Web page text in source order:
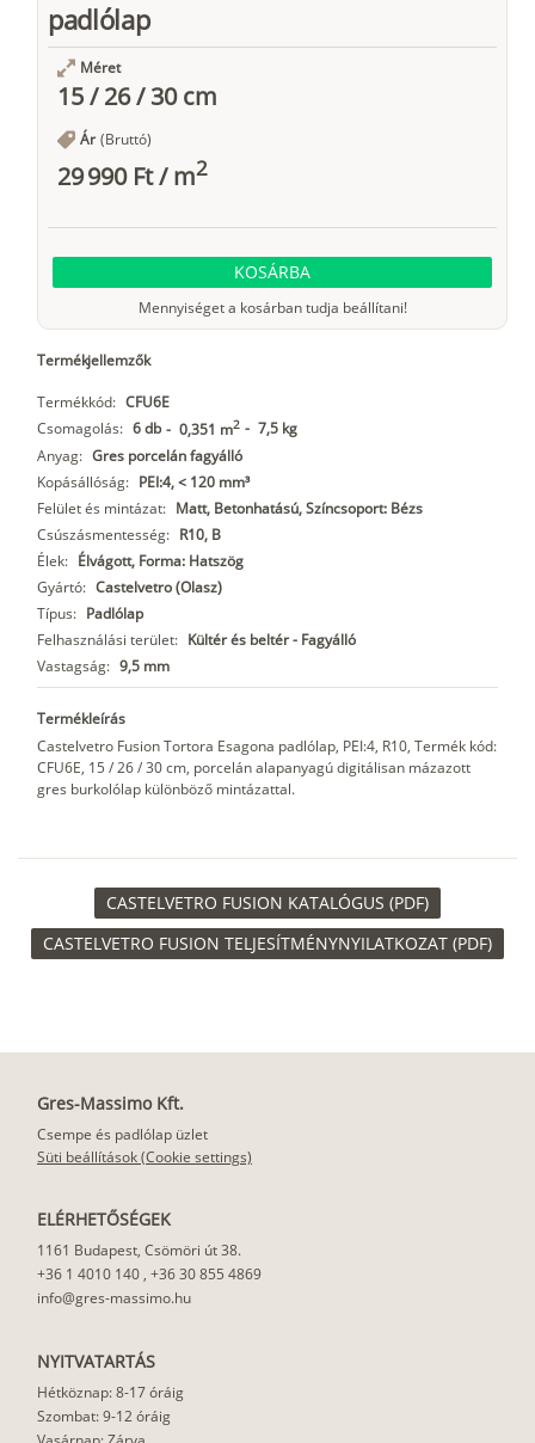
padlólap
Méret
15 / 26 / 30 cm
Ár (Bruttó)
29 990 Ft/m2
KOSÁRBA
Mennyiséget a kosárban tudja beállítani!
Termékjellemzők
Termékkód: CFU6E
Csomagolás: 6 db - 0,351 m2 - 7,5 kg
Anyag: Gres porcelán fagyálló
Kopásállóság: PEI:4, < 120 mm³
Felület és mintázat: Matt, Betonhatású, Színcsoport: Bézs
Csúszásmentesség: R10, B
Élek: Élvágott, Forma: Hatszög
Gyártó: Castelvetro (Olasz)
Típus: Padlólap
Felhasználási terület: Kültér és beltér - Fagyálló
Vastagság: 9,5 mm
Termékleírás
Castelvetro Fusion Tortora Esagona padlólap, PEI:4, R10, Termék kód:
CFU6E, 15 / 26 / 30 cm, porcelán alapanyagú digitálisan mázazott
gres burkolólap különböző mintázattal.
CASTELVETRO FUSION KATALÓGUS (PDF)
CASTELVETRO FUSION TELJESÍTMÉNYNYILATKOZAT (PDF)
Gres-Massimo Kft.
Csempe és padlólap üzlet
Süti beállítások (Cookie settings)
ELÉRHETŐSÉGEK
1161 Budapest, Csömöri út 38.
+36 1 4010 140 , +36 30 855 4869
info@gres-massimo.hu
NYITVATARTÁS
Hétköznap: 8-17 óráig
Szombat: 9-12 óráig